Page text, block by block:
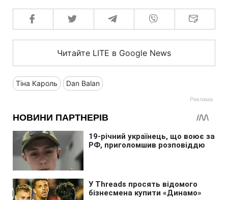
Читайте LITE в Google News
Тіна Кароль Dan Balan